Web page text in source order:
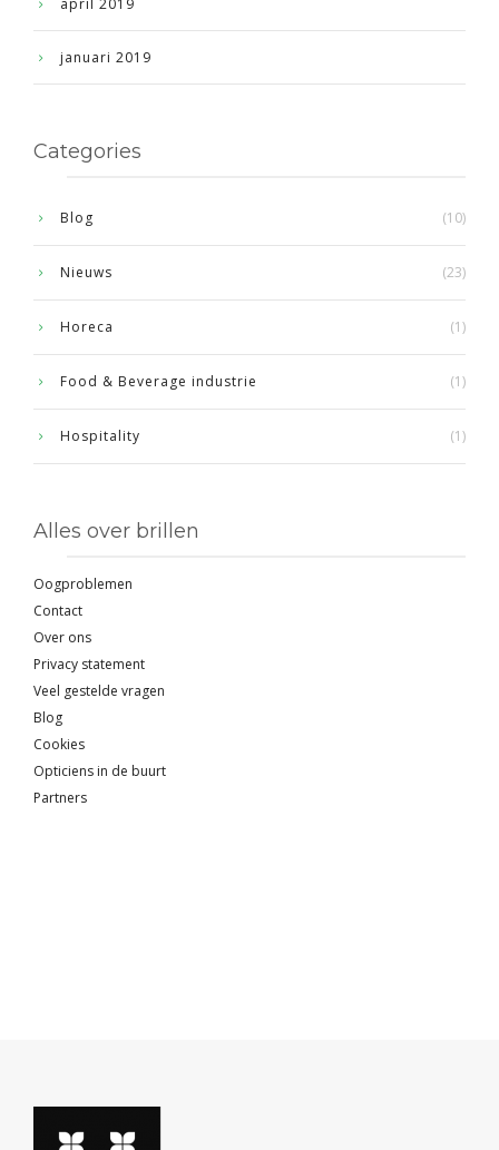
april 2019
januari 2019
Categories
Blog (10)
Nieuws (23)
Horeca (1)
Food & Beverage industrie (1)
Hospitality (1)
Alles over brillen
Oogproblemen
Contact
Over ons
Privacy statement
Veel gestelde vragen
Blog
Cookies
Opticiens in de buurt
Partners